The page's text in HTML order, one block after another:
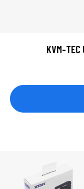
KVM-TEC